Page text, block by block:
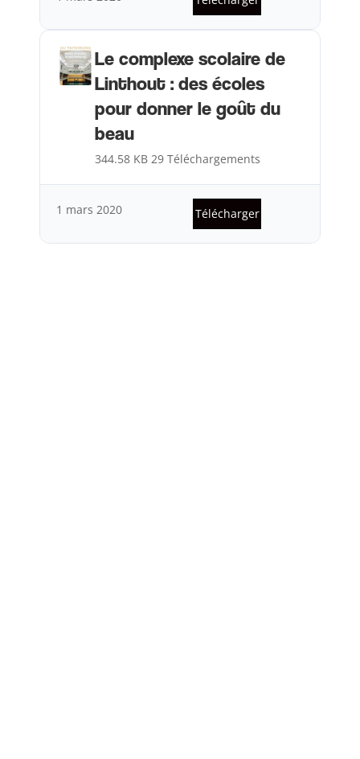
Le complexe scolaire de
Linthout : des écoles
pour donner le goût du
beau
344.58 KB29 Téléchargements
1 mars 2020 Télécharger